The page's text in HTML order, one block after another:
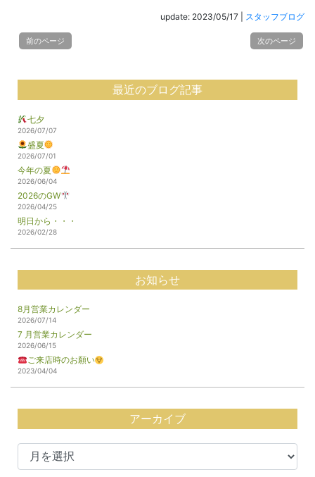
update: 2023/05/17 スタッフブログ
前のページ 次のページ
最近のブログ記事
七夕
2026/07/07
盛夏
2026/07/01
今年の夏
2026/06/04
2026のGW
2026/04/25
明日から・・・
2026/02/28
お知らせ
8月営業カレンダー
2026/07/14
7 月営業カレンダー
2026/06/15
ご来店時のお願い
2023/04/04
アーカイブ